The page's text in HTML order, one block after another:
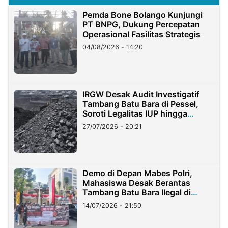
Pemda Bone Bolango Kunjungi
PT BNPG, Dukung Percepatan
Operasional Fasilitas Strategis
04/08/2026 - 14:20
IRGW Desak Audit Investigatif
Tambang Batu Bara di Pessel,
Soroti Legalitas IUP hingga
Stockpile
27/07/2026 - 20:21
Demo di Depan Mabes Polri,
Mahasiswa Desak Berantas
Tambang Batu Bara Ilegal di
Lampung
14/07/2026 - 21:50